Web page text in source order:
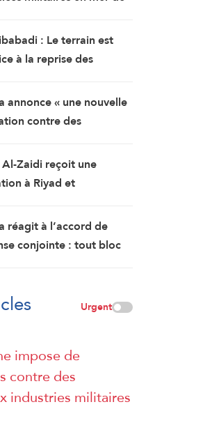
des
: Le terrain est
à la reprise des
du Golfe
annonce « une nouvelle
contre des
à Marib »
Zaidi reçoit une
à Riyad et
de renseignement
réagit à l’accord de
conjointe : tout bloc
est voué à l’échec
Urgent
impose de
contre des
industries militaires